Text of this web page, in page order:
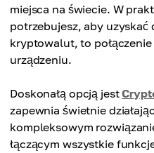
miejsca na świecie. W
potrzebujesz, aby uzyskać
kryptowalut, to
urządzeniu.
Doskonałą opcją jest
zapewnia świetnie
kompleksowym
łączącym wszystkie